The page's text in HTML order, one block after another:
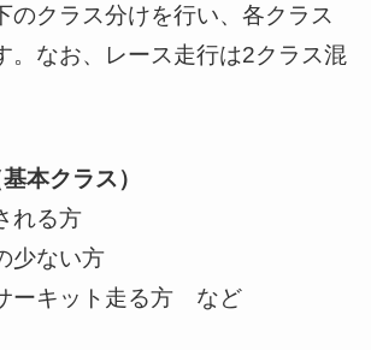
のクラス分けを行い、各クラス
。なお、レース走行は2クラス混
本クラス）
れる方
少ない方
ーキット走る方 など